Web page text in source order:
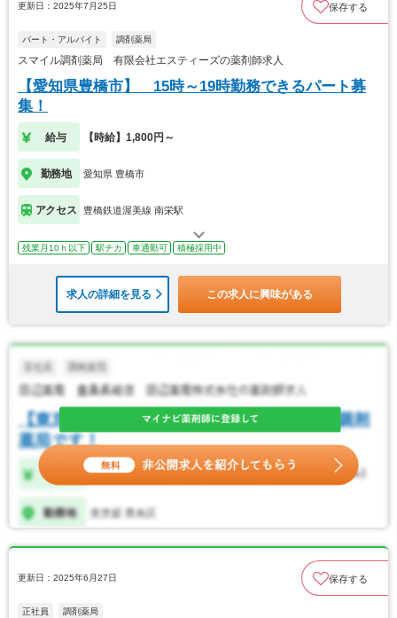
更新日：2025年7月25日 保存する
パート・アルバイト 調剤薬局
スマイル調剤薬局 有限会社エスティーズの薬剤師求人
【愛知県豊橋市】 15時～19時勤務できるパート募
集！
給与 【時給】1,800円～
勤務地 愛知県 豊橋市
アクセス 豊橋鉄道渥美線 南栄駅
残業月10ｈ以下 駅チカ 車通勤可 積極採用中
求人の詳細を見る この求人に興味がある
更新日：2025年6月27日 保存する
正社員 調剤薬局